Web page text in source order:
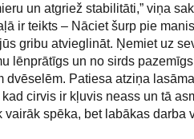
un atgriež stabilitāti,” viņa
ir teikts – Nāciet šurp pie
gribu atvieglināt. Ņemiet uz
lēnprātīgs un no sirds
dvēselēm. Patiesa atziņa
cirvis ir kļuvis neass un tā
spēka, bet labākas darba